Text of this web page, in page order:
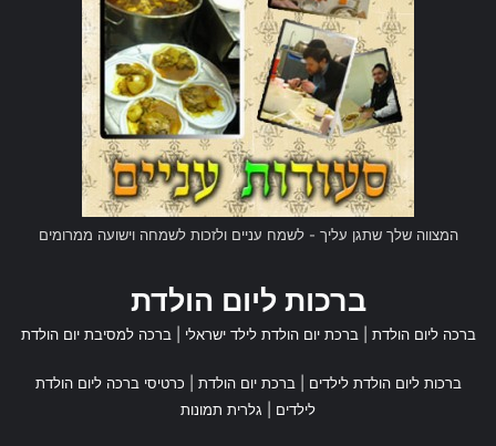
המצווה שלך שתגן עליך - לשמח עניים ולזכות לשמחה וישועה ממרומים
ברכות ליום הולדת
ברכה ליום הולדת |ברכת יום הולדת לילד ישראלי |ברכה למסיבת יום הולדת
ברכות ליום הולדת לילדים |ברכת יום הולדת
כרטיסי ברכה ליום הולדת
לילדים
גלרית תמונות